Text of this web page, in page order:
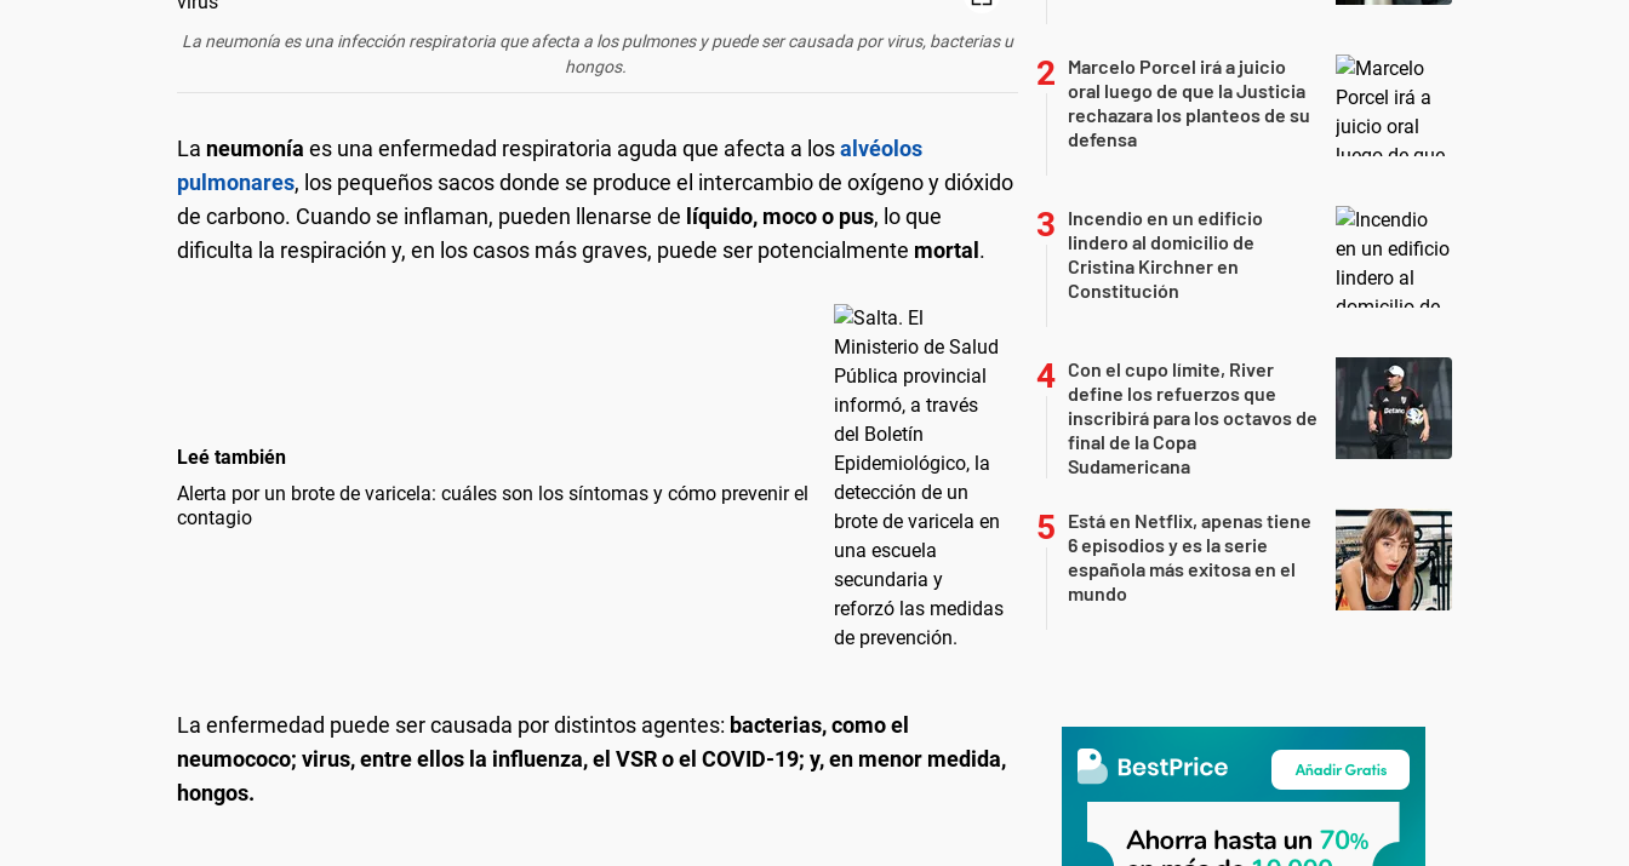
La neumonía es una infección respiratoria que afecta a los pulmones y puede ser causada por virus, bacterias u
hongos.
La neumonía es una enfermedad respiratoria aguda que afecta a losalvéolos
pulmonares, los pequeños sacos donde se produce el intercambio de oxígeno y dióxido
de carbono. Cuando se inflaman, pueden llenarse de líquido, moco o pus, lo que
dificulta la respiración y, en los casos más graves, puede ser potencialmente mortal .
Leé también
Alerta por un brote de varicela: cuáles son los síntomas y cómo prevenir el
contagio
La enfermedad puede ser causada por distintos agentes: bacterias, como el
neumococo; virus, entre ellos la influenza, el VSR o el COVID-19; y, en menor medida,
hongos.
Marcelo Porcel irá a juicio
oral luego de que la Justicia
rechazara los planteos de su
defensa
Incendio en un edificio
lindero al domicilio de
Cristina Kirchner en
Constitución
Con el cupo límite, River
define los refuerzos que
inscribirá para los octavos de
final de la Copa
Sudamericana
Está en Netflix, apenas tiene
6 episodios y es la serie
española más exitosa en el
mundo